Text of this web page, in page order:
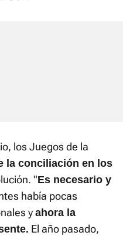
los Juegos de la
la conciliación en los
"Es necesario y
había pocas
y ahora la
El año pasado,